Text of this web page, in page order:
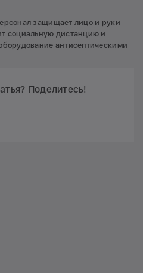
защищает лицо и руки
социальную дистанцию и
антисептическими
Поделитесь!